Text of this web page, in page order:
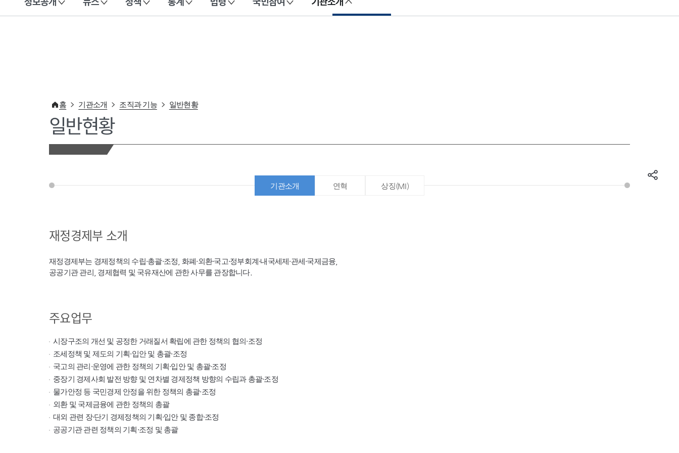
이 누리집은 대한민국 공식 전자정부 누리집입니다.
홈 기관소개 조직과 기능 일반현황
일반현황
기관소개 연혁 상징(MI)
재정경제부 소개
재정경제부는 경제정책의 수립·총괄·조정, 화폐·외환·국고·정부회계·내국세제·관세·국제금융,
공공기관 관리, 경제협력 및 국유재산에 관한 사무를 관장합니다.
주요업무
시장구조의 개선 및 공정한 거래질서 확립에 관한 정책의 협의·조정
조세정책 및 제도의 기획·입안 및 총괄·조정
국고의 관리·운영에 관한 정책의 기획·입안 및 총괄·조정
중장기 경제사회 발전 방향 및 연차별 경제정책 방향의 수립과 총괄·조정
물가안정 등 국민경제 안정을 위한 정책의 총괄·조정
외환 및 국제금융에 관한 정책의 총괄
대외 관련 장·단기 경제정책의 기획·입안 및 종합·조정
공공기관 관련 정책의 기획·조정 및 총괄